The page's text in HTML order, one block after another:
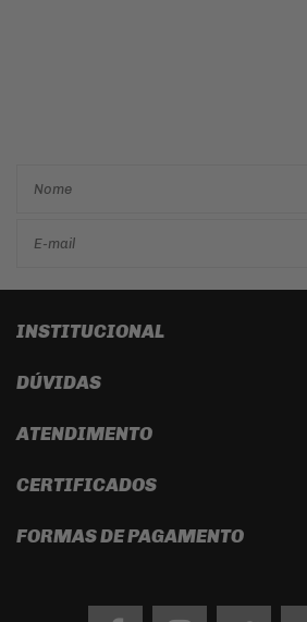
INSTITUCIONAL
DÚVIDAS
ATENDIMENTO
CERTIFICADOS
FORMAS DE PAGAMENTO